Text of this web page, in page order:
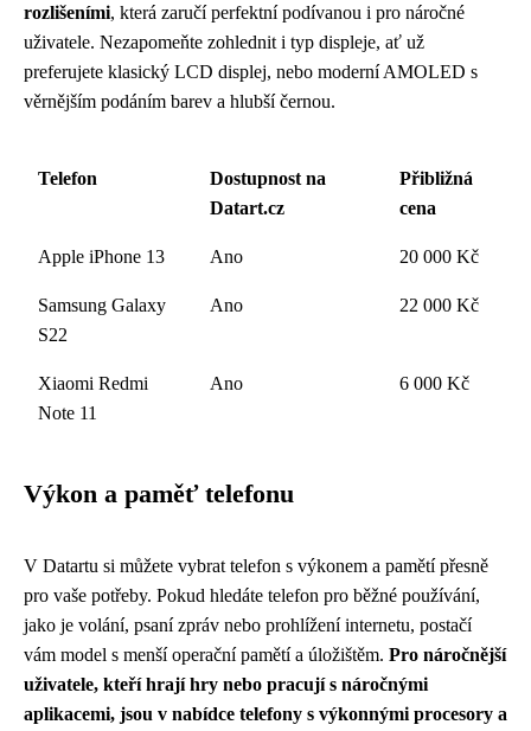
rozlišeními, která zaručí perfektní podívanou i pro náročné
uživatele. Nezapomeňte zohlednit i typ displeje, ať už
preferujete klasický LCD displej, nebo moderní AMOLED s
věrnějším podáním barev a hlubší černou.
Telefon
Dostupnost na
Datart.cz
Přibližná
cena
Apple iPhone 13 Ano 20 000 Kč
Samsung Galaxy
S22
Ano 22 000 Kč
Xiaomi Redmi
Note 11
Ano 6 000 Kč
Výkon a paměť telefonu
V Datartu si můžete vybrat telefon s výkonem a pamětí přesně
pro vaše potřeby. Pokud hledáte telefon pro běžné používání,
jako je volání, psaní zpráv nebo prohlížení internetu, postačí
vám model s menší operační pamětí a úložištěm. Pro náročnější
uživatele, kteří hrají hry nebo pracují s náročnými
aplikacemi, jsou v nabídce telefony s výkonnými procesory a